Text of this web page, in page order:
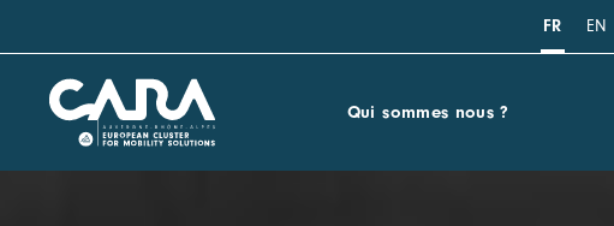
FR EN
Qui sommes nous ?